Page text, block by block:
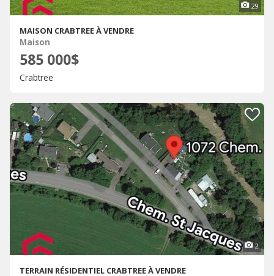
29
MAISON CRABTREE À VENDRE
Maison
585 000$
Crabtree
2
TERRAIN RÉSIDENTIEL CRABTREE À VENDRE